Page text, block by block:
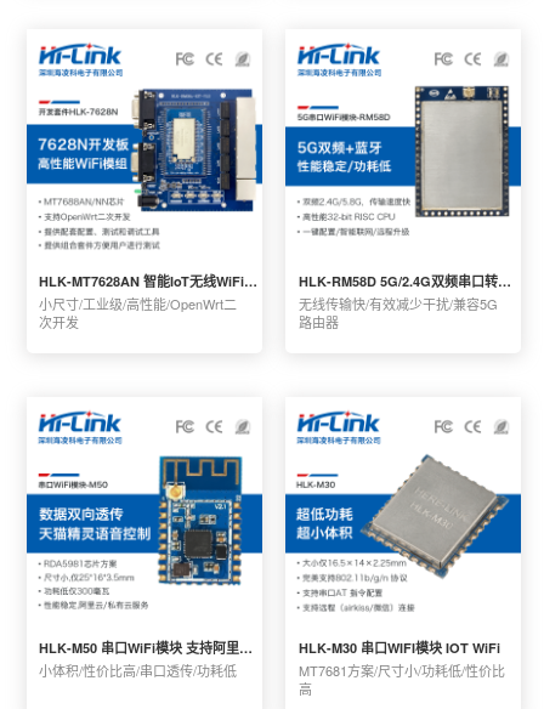
HLK-MT7628AN 智能IoT无线WiFi路由模块
小尺寸/工业级/高性能/OpenWrt二
次开发
HLK-RM58D 5G/2.4G双频串口转WiFi无线模块
无线传输快/有效减少干扰/兼容5G
路由器
HLK-M50 串口WiFi模块 支持阿里云IOT
小体积/性价比高/串口透传/功耗低
HLK-M30 串口WIFI模块 IOT WiFi
MT7681方案/尺寸小/功耗低/性价比
高